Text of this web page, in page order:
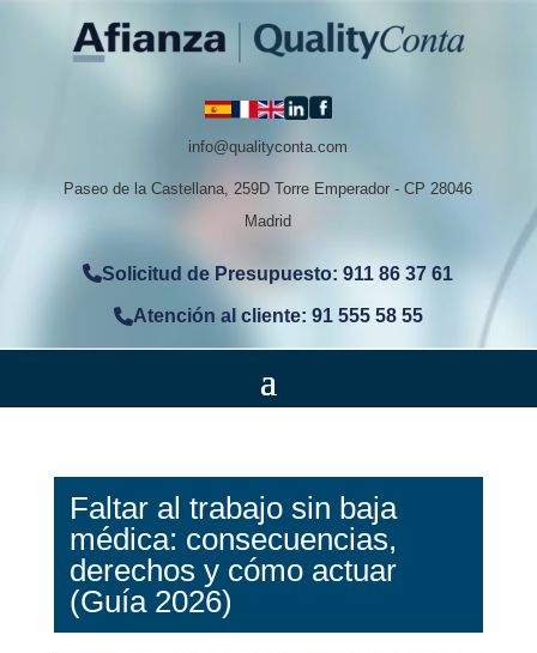
info@qualityconta.com
Paseo de la Castellana, 259D Torre Emperador - CP 28046
Madrid
Solicitud de Presupuesto: 911 86 37 61
Atención al cliente: 91 555 58 55
Faltar al trabajo sin baja
médica: consecuencias,
derechos y cómo actuar
(Guía 2026)